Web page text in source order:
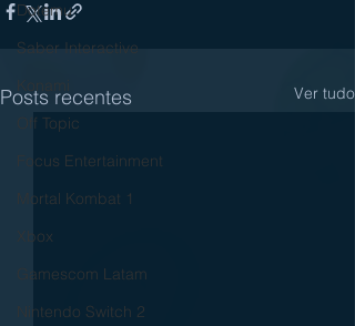
Dotemu
Saber Interactive
Konami
Off Topic
Focus Entertainment
Mortal Kombat 1
Xbox
Gamescom Latam
Nintendo Switch 2
Posts recentes Ver tudo